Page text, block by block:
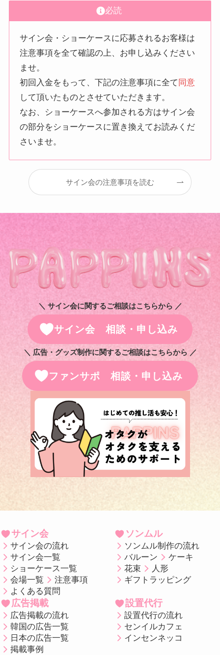
必読
サイン会・ショーケースに応募されるお客様は
注意事項を全て確認の上、お申し込みください
ませ。
初回入金をもって、下記の注意事項に全て 同意
して頂いたものとさせていただきます。
なお、ショーケースへ参加される方はサイン会
の部分をショーケースに置き換えてお読みくだ
さいませ。
サイン会の注意事項を読む
＼ サイン会に関するご相談はこちらから ／
サイン会 相談・申し込み
＼ 広告・グッズ制作に関するご相談はこちらから ／
ファンサポ 相談・申し込み
サイン会
サイン会の流れ
サイン会一覧
ショーケース一覧
会場一覧
注意事項
よくある質問
ソンムル
ソンムル制作の流れ
バルーン
ケーキ
花束
人形
ギフトラッピング
広告掲載
広告掲載の流れ
韓国の広告一覧
日本の広告一覧
掲載事例
設置代行
設置代行の流れ
センイルカフェ
インセンネッコ